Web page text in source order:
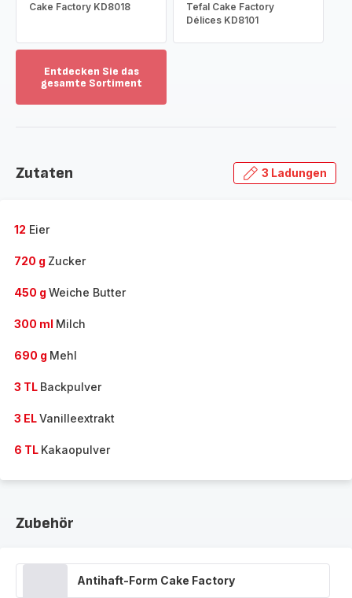
Cake Factory KD8018
Tefal Cake Factory
Délices KD8101
Entdecken Sie das
gesamte Sortiment
das
Zutaten 3 Ladungen
12 Eier
720 g Zucker
450 g Weiche Butter
300 ml Milch
690 g Mehl
3 TL Backpulver
3 ELVanilleextrakt
6 TL Kakaopulver
Zubehör
Antihaft-Form Cake Factory